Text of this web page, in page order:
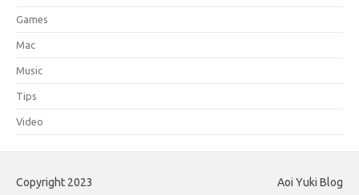
Games
Mac
Music
Tips
Video
Copyright 2023 Aoi Yuki Blog